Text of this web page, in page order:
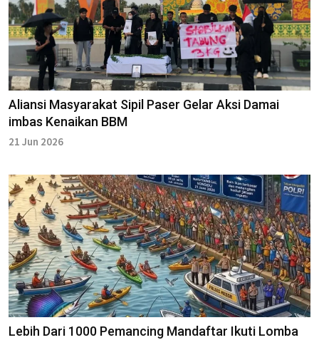
Aliansi Masyarakat Sipil Paser Gelar Aksi Damai
imbas Kenaikan BBM
21 Jun 2026
Lebih Dari 1000 Pemancing Mandaftar Ikuti Lomba